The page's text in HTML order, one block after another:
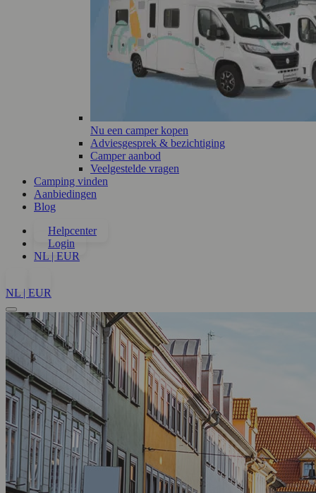
Nu een camper kopen
Adviesgesprek & bezichtiging
Camper aanbod
Veelgestelde vragen
Camping vinden
Aanbiedingen
Blog
Helpcenter
Login
NL | EUR
NL | EUR